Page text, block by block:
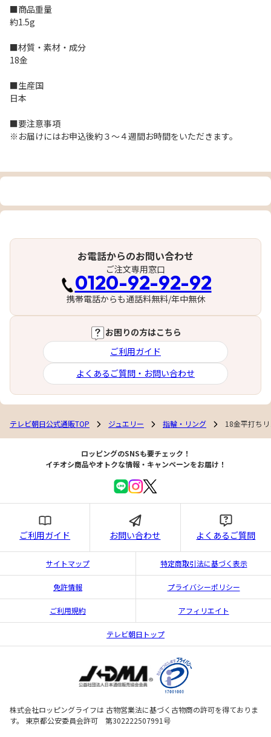
■商品重量
約1.5g
■材質・素材・成分
18金
■生産国
日本
■要注意事項
※お届けにはお申込後約３～４週間お時間をいただきます。
お電話からのお問い合わせ
ご注文専用窓口
0120-92-92-92
携帯電話からも通話料無料/年中無休
お困りの方はこちら
ご利用ガイド
よくあるご質問・お問い合わせ
テレビ朝日公式通販TOP ジュエリー 指輪・リング 18金平打ち
ロッピングのSNSも要チェック！
イチオシ商品やオトクな情報・キャンペーンをお届け！
ご利用ガイド お問い合わせ よくあるご質問
サイトマップ 特定商取引法に基づく表示
免許情報 プライバシーポリシー
ご利用規約 アフィリエイト
テレビ朝日トップ
株式会社ロッピングライフは 古物営業法に基づく古物商の許可を得ておりま
す。 東京都公安委員会許可 第302222507991号